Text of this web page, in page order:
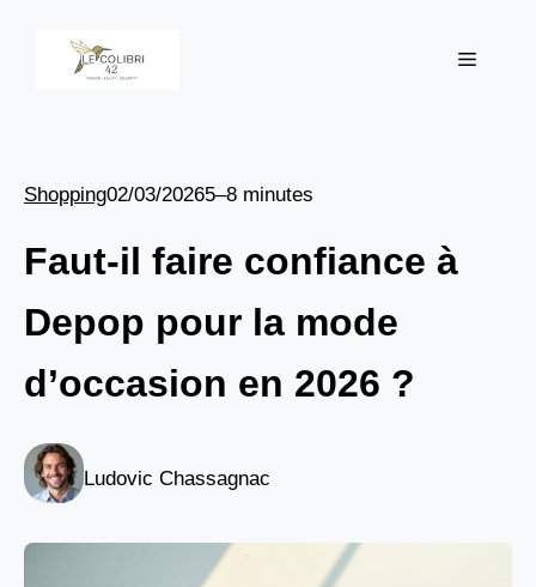
Menu
Shopping02/03/20265–8 minutes
Faut-il faire confiance à
Depop pour la mode
d’occasion en 2026 ?
Ludovic Chassagnac